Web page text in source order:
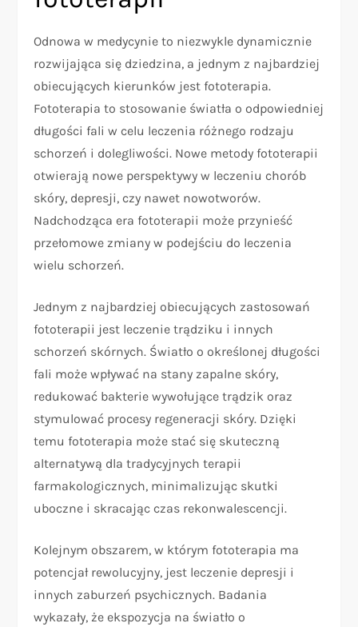
Odnowa w medycynie to niezwykle dynamicznie
rozwijająca się dziedzina, a jednym z najbardziej
obiecujących kierunków jest fototerapia.
Fototerapia to stosowanie światła o odpowiedniej
długości fali w celu leczenia różnego rodzaju
schorzeń i dolegliwości. Nowe metody fototerapii
otwierają nowe perspektywy w leczeniu chorób
skóry, depresji, czy nawet nowotworów.
Nadchodząca era fototerapii może przynieść
przełomowe zmiany w podejściu do leczenia
wielu schorzeń.
Jednym z najbardziej obiecujących zastosowań
fototerapii jest leczenie trądziku i innych
schorzeń skórnych. Światło o określonej długości
fali może wpływać na stany zapalne skóry,
redukować bakterie wywołujące trądzik oraz
stymulować procesy regeneracji skóry. Dzięki
temu fototerapia może stać się skuteczną
alternatywą dla tradycyjnych terapii
farmakologicznych, minimalizując skutki
uboczne i skracając czas rekonwalescencji.
Kolejnym obszarem, w którym fototerapia ma
potencjał rewolucyjny, jest leczenie depresji i
innych zaburzeń psychicznych. Badania
wykazały, że ekspozycja na światło o